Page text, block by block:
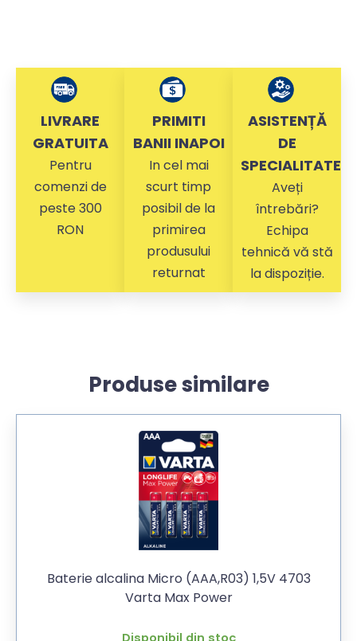
LIVRARE
GRATUITA
Pentru
comenzi de
peste 300
RON
PRIMITI
BANII INAPOI
In cel mai
scurt timp
posibil de la
primirea
produsului
returnat
ASISTENȚĂ
DE
SPECIALITATE
Aveți
întrebări?
Echipa
tehnică vă stă
la dispoziție.
Produse similare
Baterie alcalina Micro (AAA,R03) 1,5V 4703
Varta Max Power
Disponibil din stoc